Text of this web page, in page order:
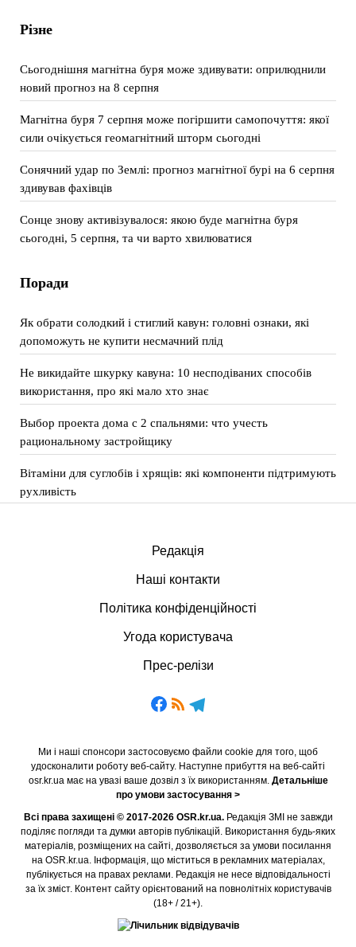
Різне
Сьогоднішня магнітна буря може здивувати: оприлюднили
новий прогноз на 8 серпня
Магнітна буря 7 серпня може погіршити самопочуття: якої
сили очікується геомагнітний шторм сьогодні
Сонячний удар по Землі: прогноз магнітної бурі на 6 серпня
здивував фахівців
Сонце знову активізувалося: якою буде магнітна буря
сьогодні, 5 серпня, та чи варто хвилюватися
Поради
Як обрати солодкий і стиглий кавун: головні ознаки, які
допоможуть не купити несмачний плід
Не викидайте шкурку кавуна: 10 несподіваних способів
використання, про які мало хто знає
Выбор проекта дома с 2 спальнями: что учесть
рациональному застройщику
Вітаміни для суглобів і хрящів: які компоненти підтримують
рухливість
Редакція
Наші контакти
Політика конфіденційності
Угода користувача
Прес-релізи
Ми і наші спонсори застосовуємо файли cookie для того, щоб
удосконалити роботу веб-сайту. Наступне прибуття на веб-сайті
osr.kr.ua має на увазі ваше дозвіл з їх використанням. Детальніше
про умови застосування >
Всі права захищені © 2017-2026 OSR.kr.ua.Редакція ЗМІ не завжди
поділяє погляди та думки авторів публікацій. Використання будь-яких
матеріалів, розміщених на сайті, дозволяється за умови посилання
на OSR.kr.ua. Інформація, що міститься в рекламних матеріалах,
публікується на правах реклами. Редакція не несе відповідальності
за їх зміст. Контент сайту орієнтований на повнолітніх користувачів
(18+ / 21+).